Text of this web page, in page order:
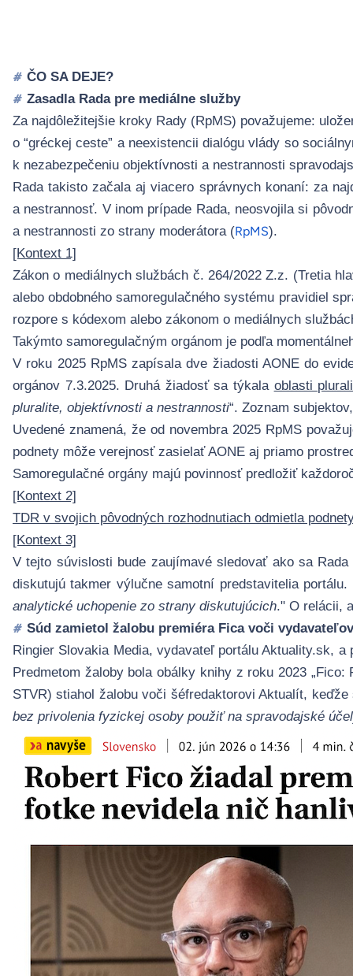
# ČO SA DEJE?
# Zasadla Rada pre mediálne služby
Za najdôležitejšie kroky Rady (RpMS) považujeme:
o “gréckej ceste” a neexistencii dialógu vlády so
k nezabezpečeniu objektívnosti a nestrannosti
Rada takisto začala aj viacero správnych konaní: za
a nestrannosť. V inom prípade Rada, neosvojila si
a nestrannosti zo strany moderátora (RpMS).
[Kontext 1]
Zákon o mediálnych službách č. 264/2022 Z.z. (Tretia
alebo obdobného samoregulačného systému pravidiel
rozpore s kódexom alebo zákonom o mediálnych
Takýmto samoregulačným orgánom je podľa
V roku 2025 RpMS zapísala dve žiadosti AONE do
orgánov 7.3.2025. Druhá žiadosť sa týkala oblasti
pluralite, objektívnosti a nestrannosti“. Zoznam
Uvedené znamená, že od novembra 2025 RpMS
podnety môže verejnosť zasielať AONE aj priamo
Samoregulačné orgány majú povinnosť predložiť
[Kontext 2]
TDR v svojich pôvodných rozhodnutiach odmietla
[Kontext 3]
V tejto súvislosti bude zaujímavé sledovať ako sa
diskutujú takmer výlučne samotní predstavitelia
analytické uchopenie zo strany diskutujúcich." O relácii,
# Súd zamietol žalobu premiéra Fica voči
Ringier Slovakia Media, vydavateľ portáluAktuality.sk, a
Predmetom žaloby bolaobálky knihy z roku 2023 „Fico:
STVR) stiahol žalobu voči šéfredaktorovi Aktualít,
bez privolenia fyzickej osoby použiť na spravodajské